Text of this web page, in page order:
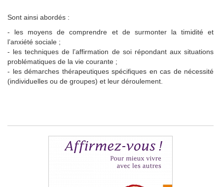
Sont ainsi abordés :
- les moyens de comprendre et de surmonter la timidité et
l’anxiété sociale ;
- les techniques de l’affirmation de soi répondant aux situations
problématiques de la vie courante ;
- les démarches thérapeutiques spécifiques en cas de nécessité
(individuelles ou de groupes) et leur déroulement.